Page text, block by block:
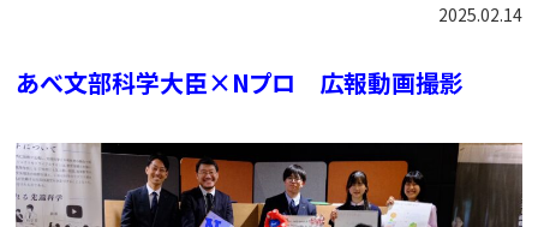
2025.02.14
あべ文部科学大臣×Nプロ 広報動画撮影